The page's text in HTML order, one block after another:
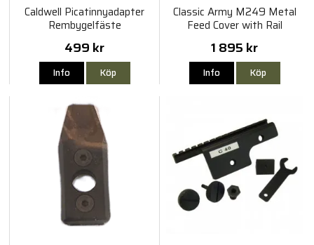
Caldwell Picatinnyadapter
Rembygelfäste
499 kr
Info Köp
Classic Army M249 Metal
Feed Cover with Rail
1 895 kr
Info Köp